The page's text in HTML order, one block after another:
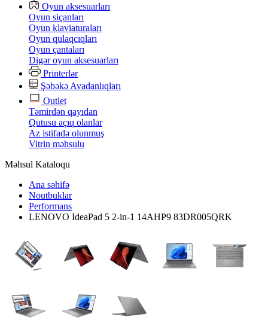
Oyun aksesuarları
Oyun siçanları
Oyun klaviaturaları
Oyun qulaqcıqları
Oyun çantaları
Digər oyun aksesuarları
Printerlər
Şəbəkə Avadanlıqları
Outlet
Təmirdən qayıdan
Qutusu açıq olanlar
Az istifadə olunmuş
Vitrin məhsulu
Məhsul Kataloqu
Ana səhifə
Noutbuklar
Performans
LENOVO IdeaPad 5 2-in-1 14AHP9 83DR005QRK